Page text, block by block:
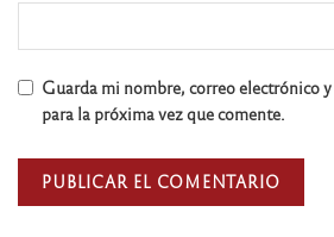
Guarda mi nombre, correo electrónico
para la próxima vez que comente.